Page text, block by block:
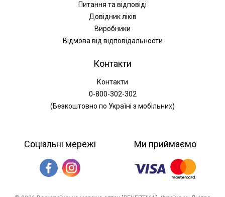
Питання та відповіді
Довідник ліків
Виробники
Відмова від відповідальности
Контакти
Контакти
0-800-302-302
(Безкоштовно по Україні з мобільних)
Соціальні мережі Ми приймаємо